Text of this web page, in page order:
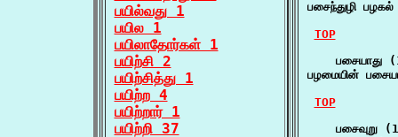
பயில்வது 1
பயில 1
பயிலாதோர்கள் 1
பயிற்சி 2
பயிற்சித்து 1
பயிற்ற 4
பயிற்றார் 1
பயிற்றி 37
பசைந்துழி
TOP
பசையாது
பழமையின்
TOP
பசைவுறு